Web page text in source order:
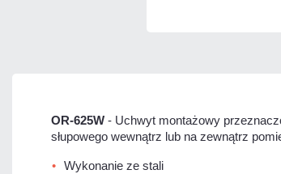
OR-625W - Uchwyt montażowy
słupowego wewnątrz lub na zewnątrz
Wykonanie ze stali